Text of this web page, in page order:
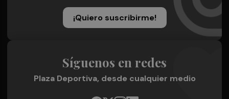
¡Quiero suscribirme!
Síguenos en redes
Plaza Deportiva, desde cualquier medio